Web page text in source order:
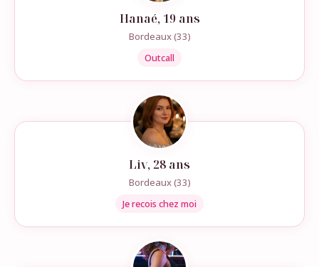
Hanaé, 19 ans
Bordeaux (33)
Outcall
Liv, 28 ans
Bordeaux (33)
Je recois chez moi